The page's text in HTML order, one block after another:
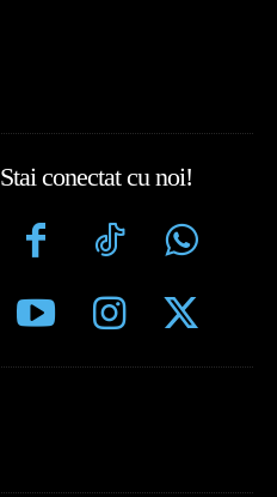
Stai conectat cu noi!